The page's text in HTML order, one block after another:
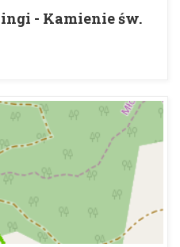
- Kamienie św.